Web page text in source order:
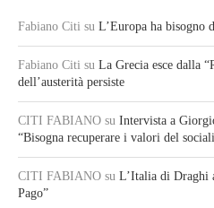
Fabiano Citi su L’Europa ha bisogno
Fabiano Citi su La Grecia esce dalla
dell’austerità persiste
CITI FABIANO su Intervista a
“Bisogna recuperare i valori del
CITI FABIANO su L’Italia di Draghi
Pago”